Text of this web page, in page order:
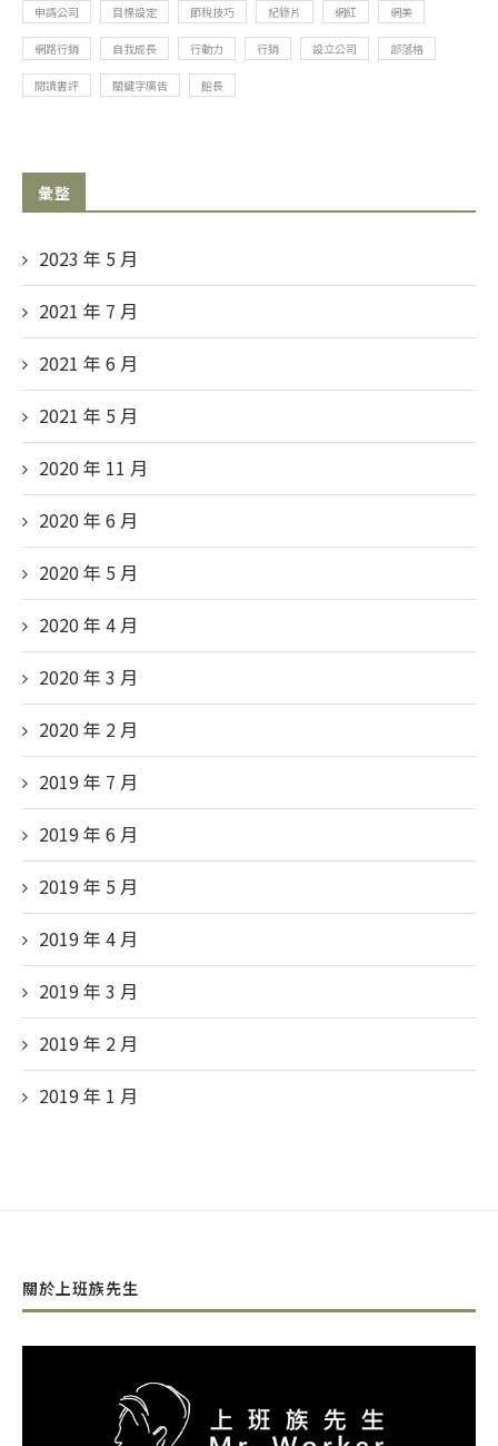
申請公司 目標設定 節稅技巧 紀錄片 網紅 網美
網路行銷 自我成長 行動力 行銷 設立公司 部落格
閱讀書評 關鍵字廣告 館長
彙整
2023 年 5 月
2021 年 7 月
2021 年 6 月
2021 年 5 月
2020 年 11 月
2020 年 6 月
2020 年 5 月
2020 年 4 月
2020 年 3 月
2020 年 2 月
2019 年 7 月
2019 年 6 月
2019 年 5 月
2019 年 4 月
2019 年 3 月
2019 年 2 月
2019 年 1 月
關於上班族先生